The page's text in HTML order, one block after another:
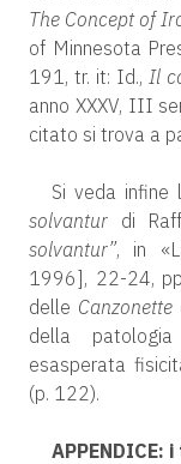
The Concept of
of Minnesota
191, tr. it: Id.,Il
anno XXXV, III
citato si trova a
Si veda infine
solvantur di
solvantur”, in
1996], 22-24,
delle Canzonette
della
esasperata
(p. 122).
APPENDICE: